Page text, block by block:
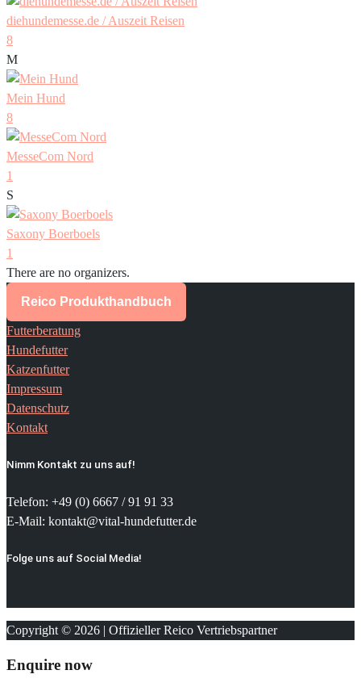
diehundemesse.de / Auszeit Reisen
8
M
Mein Hund
8
MesseCom Nord
1
S
Saxony Boerboels
1
There are no organizers.
Reico Produkthandbuch
Futterberatung
Hundefutter
Katzenfutter
Impressum
Datenschutz
Kontakt
Nimm Kontakt zu uns auf!
Telefon: +49 (0) 6667 / 91 91 33
E-Mail: kontakt@vital-hundefutter.de
Folge uns auf Social Media!
Copyright © 2026 | Offizieller Reico Vertriebspartner
Enquire now